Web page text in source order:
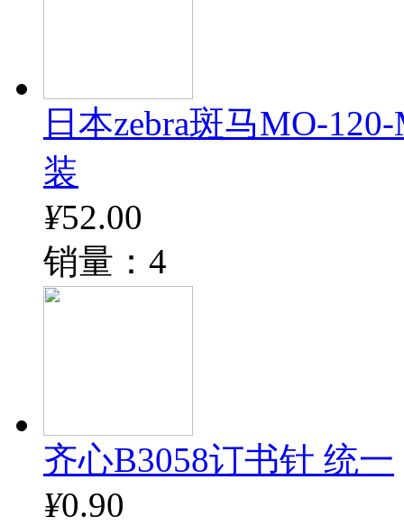
日本zebra斑马MO-
装
¥52.00
销量：4
齐心B3058订书针 统一
¥0.90